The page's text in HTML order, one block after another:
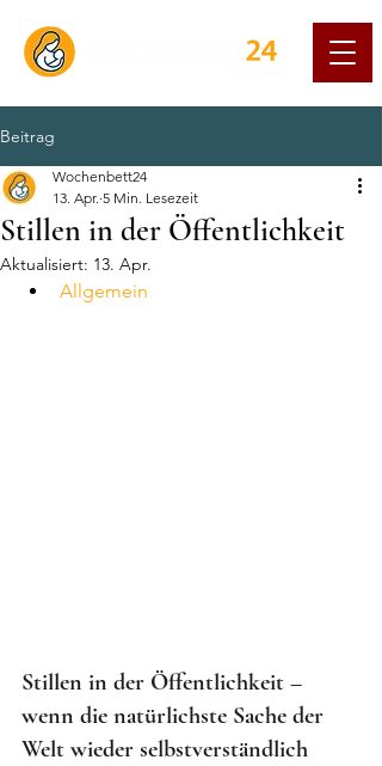
Beitrag
Stillen in der Öffentlichkeit
Wochenbett24
13. Apr. 5 Min. Lesezeit
Aktualisiert: 13. Apr.
Allgemein
Stillen in der Öffentlichkeit –
wenn die natürlichste Sache der
Welt wieder selbstverständlich